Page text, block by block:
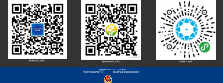
桂林南药官方微信
桂林南药HR官方微信 南药智+小程序
Copyright ©2005 - 2013 桂林南药
粤ICP备09063742号-1
桂公网安备 45030502000182号